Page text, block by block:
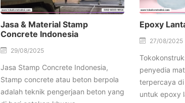
Jasa & Material Stamp
Concrete Indonesia
29/08/2025
Jasa Stamp Concrete Indonesia,
Stamp concrete atau beton berpola
adalah teknik pengerjaan beton yang
Epoxy
27/08/2025
penyedia
terpercaya di
untuk epoxy